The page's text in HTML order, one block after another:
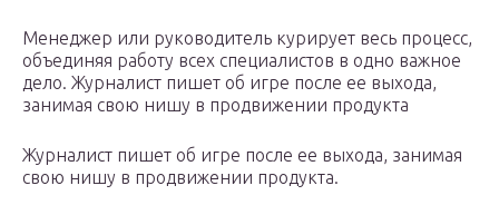
Менеджер или руководитель курирует весь процесс,
объединяя работу всех специалистов в одно важное
дело. Журналист пишет об игре после ее выхода,
занимая свою нишу в продвижении продукта
Журналист пишет об игре после ее выхода, занимая
свою нишу в продвижении продукта.